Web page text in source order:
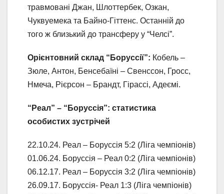
травмовані Джан, Шлоттербек, Озкан,
Чуквуемека та Байно-Гіттенс. Останній до
того ж близький до трансферу у “Челсі”.
Орієнтовний склад “Боруссії”: Кобель –
Зюле, Антон, Бенсебаїні – Свенссон, Гросс,
Нмеча, Рієрсон – Брандт, Гірассі, Адеємі.
“Реал” – “Боруссія”: статистика
особистих зустрічей
22.10.24. Реал – Боруссія 5:2 (Ліга чемпіонів)
01.06.24. Боруссія – Реал 0:2 (Ліга чемпіонів)
06.12.17. Реал – Боруссія 3:2 (Ліга чемпіонів)
26.09.17. Боруссія- Реал 1:3 (Ліга чемпіонів)